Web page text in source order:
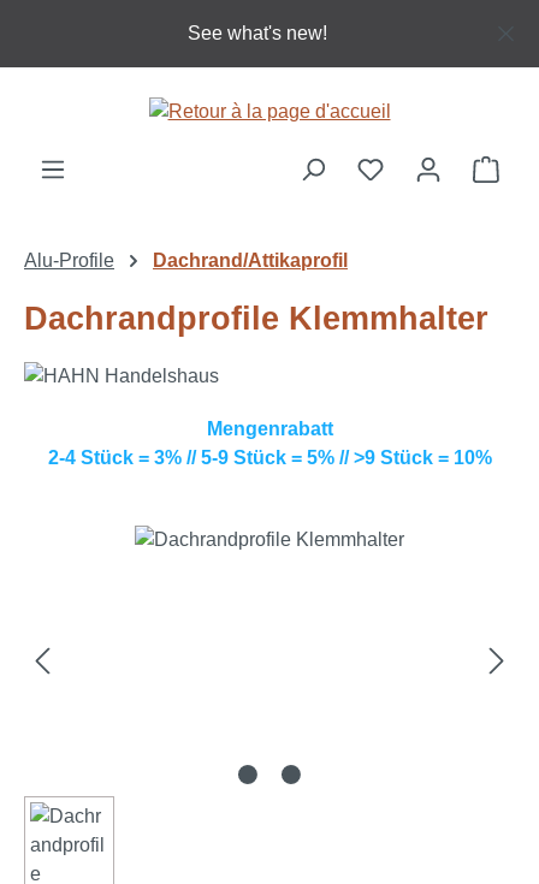
Passer au contenu principalSee what's new!
Le
Alu-Profile Dachrand/Attikaprofil
Dachrandprofile Klemmhalter
Mengenrabatt
2-4 Stück = 3% // 5-9 Stück = 5% // >9 Stück = 10%
Ignorer la galerie d'images